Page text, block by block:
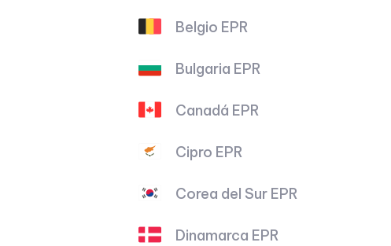
Belgio EPR
Bulgaria EPR
Canadá EPR
Cipro EPR
Corea del Sur EPR
Dinamarca EPR